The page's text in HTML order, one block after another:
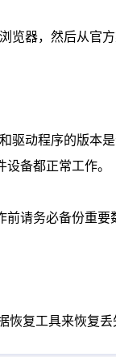
览器，然后从官
驱动程序的版本是
备都正常工作。
请务必备份重要
复工具来恢复丢